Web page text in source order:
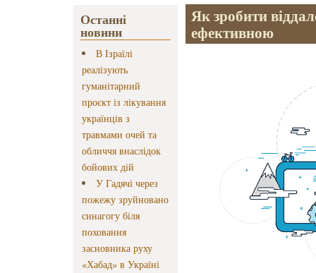
Останні
новини
В Ізраїлі
реалізують
гуманітарний
проєкт із лікування
українців з
травмами очей та
обличчя внаслідок
бойових дій
У Гадячі через
пожежу зруйновано
синагогу біля
поховання
засновника руху
«Хабад» в Україні
Як зробити
ефективною